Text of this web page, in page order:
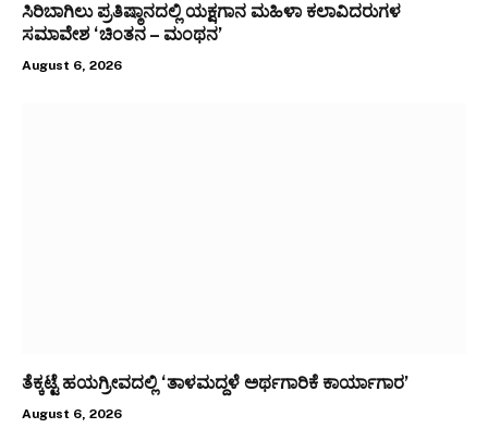
ಸಿರಿಬಾಗಿಲು ಪ್ರತಿಷ್ಠಾನದಲ್ಲಿ ಯಕ್ಷಗಾನ ಮಹಿಳಾ ಕಲಾವಿದರುಗಳ
ಸಮಾವೇಶ ‘ಚಿಂತನ – ಮಂಥನ’
August 6, 2026
ತೆಕ್ಕಟ್ಟೆ ಹಯಗ್ರೀವದಲ್ಲಿ ‘ತಾಳಮದ್ದಳೆ ಅರ್ಥಗಾರಿಕೆ ಕಾರ್ಯಾಗಾರ’
August 6, 2026